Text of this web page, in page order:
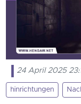
24 April 2025
hinrichtungen